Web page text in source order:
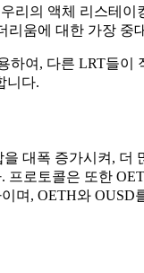
리의 액체 리스테
움에 대한 가장
하여, 다른 LRT들
니다.
대폭 증가시켜,
로토콜은 또한
며, OETH와